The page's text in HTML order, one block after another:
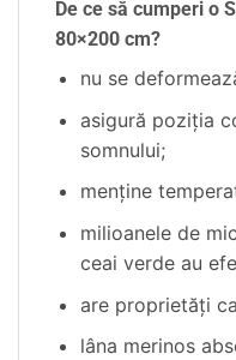
De ce să cumperi o
80×200 cm?
nu se
asigură poziția
somnului;
menține
milioanele de
ceai verde au
are proprietăți
lâna merinos